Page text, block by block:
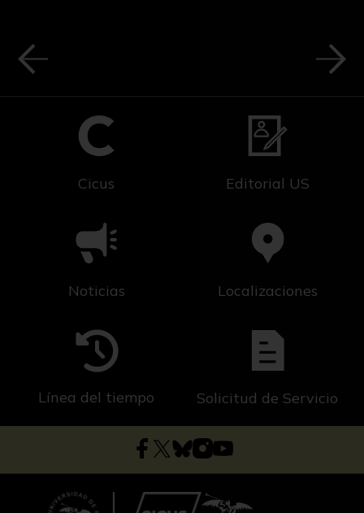
Cicus Editorial US
Noticias Localizaciones
Línea del tiempo Solicitud de Servicio